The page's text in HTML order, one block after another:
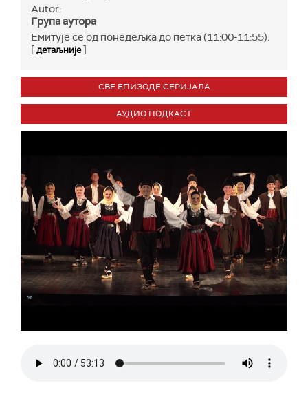
Autor:
Група аутора
Емитује се од понедељка до петка (11:00-11:55).
[детаљније]
СВЕ ЕПИЗОДЕ СЕРИЈАЛА
АУДИО ПОДКАСТ